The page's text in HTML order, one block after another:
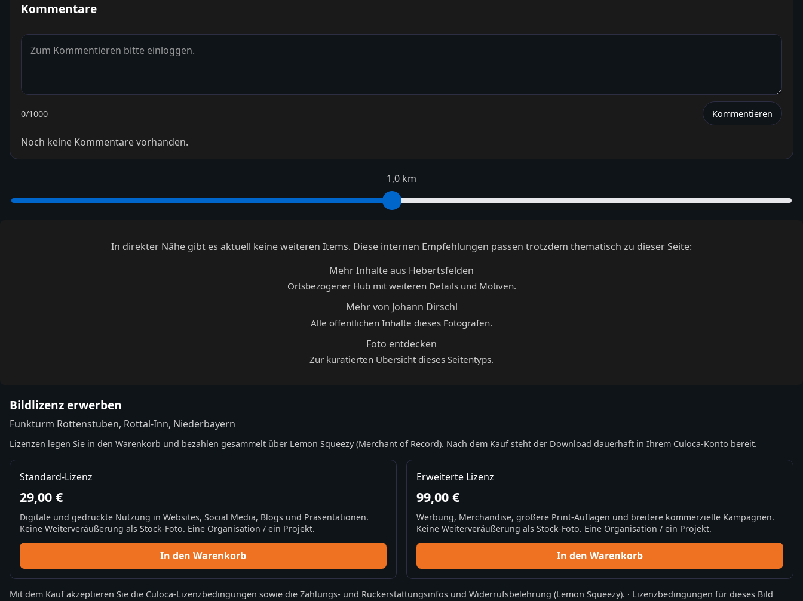
Kommentare
0/1000 Kommentieren
Noch keine Kommentare vorhanden.
1,0 km
In direkter Nähe gibt es aktuell keine weiteren Items. Diese internen Empfehlungen passen trotzdem thematisch zu dieser Seite:
Mehr Inhalte aus Hebertsfelden
Ortsbezogener Hub mit weiteren Details und Motiven.
Mehr von Johann Dirschl
Alle öffentlichen Inhalte dieses Fotografen.
Foto entdecken
Zur kuratierten Übersicht dieses Seitentyps.
Bildlizenz erwerben
Funkturm Rottenstuben, Rottal-Inn, Niederbayern
Lizenzen legen Sie in den Warenkorb und bezahlen gesammelt über Lemon Squeezy (Merchant of Record). Nach dem Kauf steht der Download dauerhaft in Ihrem Culoca-Konto bereit.
Standard-Lizenz
29,00 €
Digitale und gedruckte Nutzung in Websites, Social Media, Blogs und Präsentationen.
Keine Weiterveräußerung als Stock-Foto. Eine Organisation / ein Projekt.
In den Warenkorb
Erweiterte Lizenz
99,00 €
Werbung, Merchandise, größere Print-Auflagen und breitere kommerzielle Kampagnen.
Keine Weiterveräußerung als Stock-Foto. Eine Organisation / ein Projekt.
In den Warenkorb
Mit dem Kauf akzeptieren Sie die Culoca-Lizenzbedingungen sowie die Zahlungs- und Rückerstattungsinfos und Widerrufsbelehrung (Lemon Squeezy). · Lizenzbedingungen für dieses Bild